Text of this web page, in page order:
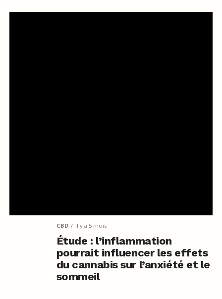
CBD il y a 5 mois
Étude : l’inflammation
pourrait influencer les effets
du cannabis sur l’anxiété et le
sommeil